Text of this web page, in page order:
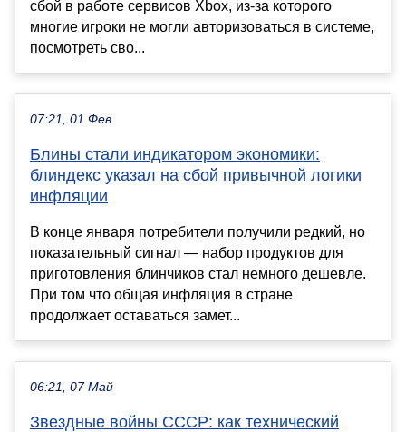
сбой в работе сервисов Xbox, из-за которого
многие игроки не могли авторизоваться в системе,
посмотреть сво...
07:21, 01 Фев
Блины стали индикатором экономики:
блиндекс указал на сбой привычной логики
инфляции
В конце января потребители получили редкий, но
показательный сигнал — набор продуктов для
приготовления блинчиков стал немного дешевле.
При том что общая инфляция в стране
продолжает оставаться замет...
06:21, 07 Май
Звездные войны СССР: как технический